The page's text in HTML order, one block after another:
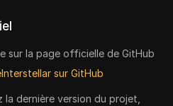
sur la page officielle de GitHub
sur GitHub
la dernière version du projet,